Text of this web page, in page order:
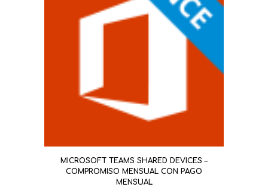
MICROSOFT TEAMS SHARED DEVICES –
COMPROMISO MENSUAL CON PAGO
MENSUAL